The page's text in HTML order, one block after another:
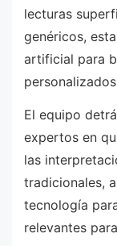
lecturas
genéricos,
artificial para
El equipo
expertos en
las
tradicionales,
tecnología
relevantes